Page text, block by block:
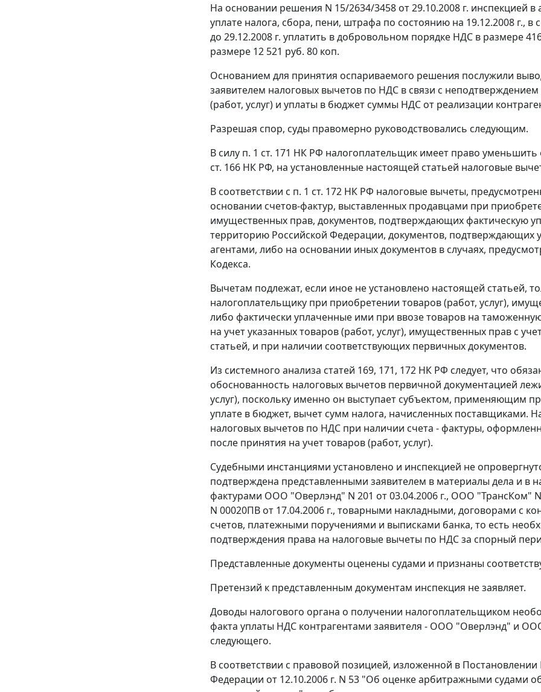
На основании решения N 15/2634/3458 от 29.10.2008 г. инспекцией
уплате налога, сбора, пени, штрафа по состоянию на 19.12.2008 г.,
до 29.12.2008 г. уплатить в добровольном порядке НДС в размере
размере 12 521 руб. 80 коп.
Основанием для принятия оспариваемого решения послужили
заявителем налоговых вычетов по НДС в связи с
(работ, услуг) и уплаты в бюджет суммы НДС от реализации
Разрешая спор, суды правомерно руководствовались следующим.
В силу п. 1 ст. 171 НК РФ налогоплательщик имеет право уменьшить
ст. 166 НК РФ, на установленные настоящей статьей налоговые
В соответствии с п. 1 ст. 172 НК РФ налоговые вычеты,
основании счетов-фактур, выставленных продавцами при
имущественных прав, документов, подтверждающих фактическую
территорию Российской Федерации, документов, подтверждающих
агентами, либо на основании иных документов в случаях,
Кодекса.
Вычетам подлежат, если иное не установлено настоящей статьей,
налогоплательщику при приобретении товаров (работ, услуг),
либо фактически уплаченные ими при ввозе товаров на
на учет указанных товаров (работ, услуг), имущественных прав с
статьей, и при наличии соответствующих первичных документов.
Из системного анализа статей 169, 171, 172 НК РФ следует, что
обоснованность налоговых вычетов первичной документацией
услуг), поскольку именно он выступает субъектом, применяющим
уплате в бюджет, вычет сумм налога, начисленных поставщиками.
налоговых вычетов по НДС при наличии счета - фактуры,
после принятия на учет товаров (работ, услуг).
Судебными инстанциями установлено и инспекцией не
подтверждена представленными заявителем в материалы дела и в
фактурами ООО "Оверлэнд" N 201 от 03.04.2006 г., ООО "ТрансКом" N
N 00020ПВ от 17.04.2006 г., товарными накладными, договорами с
счетов, платежными поручениями и выписками банка, то есть
подтверждения права на налоговые вычеты по НДС за спорный
Представленные документы оценены судами и признаны
Претензий к представленным документам инспекция не заявляет.
Доводы налогового органа о получении налогоплательщиком
факта уплаты НДС контрагентами заявителя - ООО "Оверлэнд" и
следующего.
В соответствии с правовой позицией, изложенной в Постановлении
Федерации от 12.10.2006 г. N 53 "Об оценке арбитражными судами